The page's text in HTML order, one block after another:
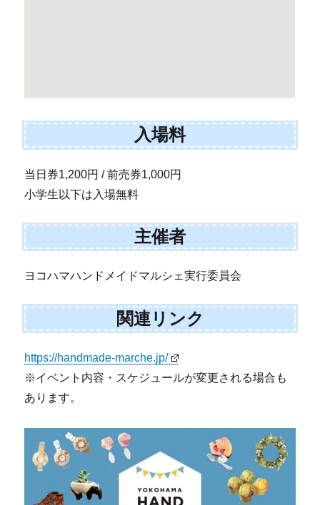
入場料
当日券1,200円 / 前売券1,000円
小学生以下は入場無料
主催者
ヨコハマハンドメイドマルシェ実行委員会
関連リンク
https://handmade-marche.jp/
※イベント内容・スケジュールが変更される場合も
あります。